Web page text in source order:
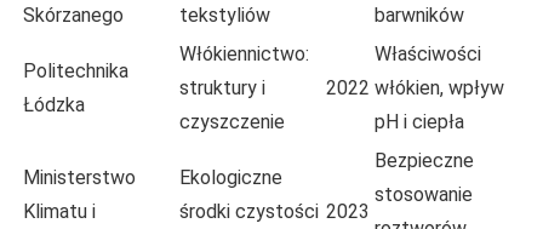
Skórzanego
tekstyliów
barwników
Politechnika
Łódzka
Włókiennictwo:
struktury i
czyszczenie
2022
Właściwości
włókien, wpływ
pH i ciepła
Ministerstwo
Klimatu i
Ekologiczne
środki czystości 2023
Bezpieczne
stosowanie